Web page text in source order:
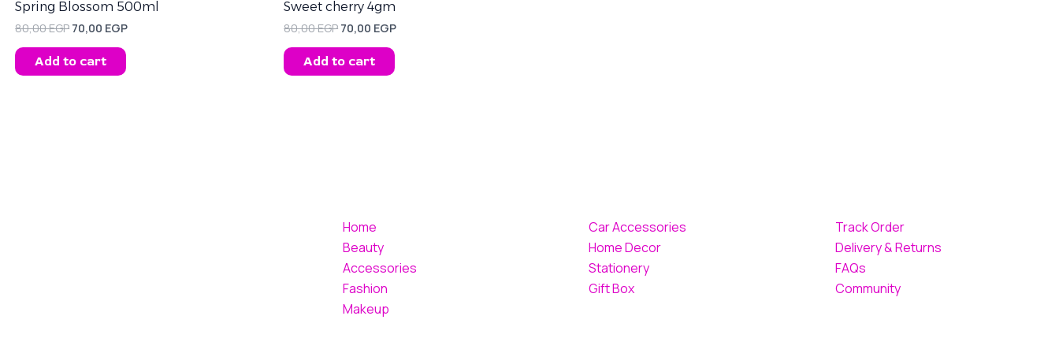
Spring Blossom 500ml
80,00EGP 70,00 EGP
Add to cart
Sweet cherry 4gm
80,00EGP 70,00 EGP
Add to cart
Home
Beauty
Accessories
Fashion
Makeup
Car Accessories
Home Decor
Stationery
Gift Box
Track Order
Delivery & Returns
FAQs
Community